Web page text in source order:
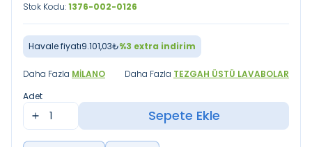
Stok Kodu:1376-002-0126
Havale fiyatı9.101,03₺%3 extra indirim
Daha Fazla MILANO Daha Fazla TEZGAH ÜSTÜ LAVABOLAR
Adet
Sepete Ekle